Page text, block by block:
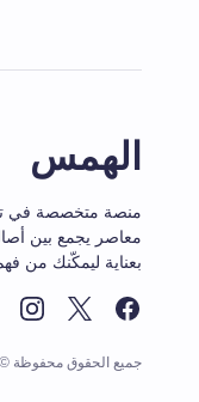
الهمس
منصة متخصصة في
معاصر يجمع بين
بعناية ليمكّنك من
جميع الحقوق محفوظة © 2025 — موقع الهمس.